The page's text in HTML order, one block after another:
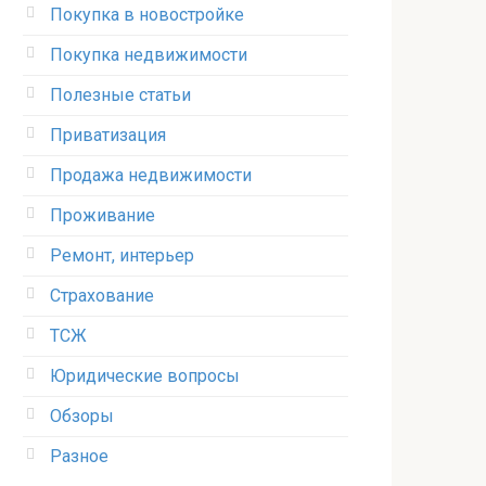
Покупка в новостройке
Покупка недвижимости
Полезные статьи
Приватизация
Продажа недвижимости
Проживание
Ремонт, интерьер
Страхование
ТСЖ
Юридические вопросы
Обзоры
Разное